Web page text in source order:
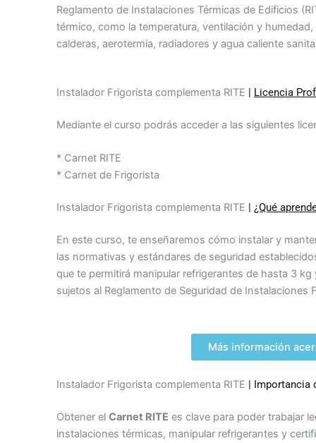
Reglamento de Instalaciones Térmicas de Edificios
térmico, como la temperatura, ventilación y
calderas, aerotermia, radiadores y agua caliente
Instalador Frigorista complementa RITE | Licencia
Mediante el curso podrás acceder a las siguientes
* Carnet RITE
* Carnet de Frigorista
Instalador Frigorista complementa RITE | ¿Qué
En este curso, te enseñaremos cómo instalar y
las normativas y estándares de seguridad
que te permitirá manipular refrigerantes de hasta 3
sujetos al Reglamento de Seguridad de Instalaciones
Más información
Instalador Frigorista complementa RITE | Importancia
Obtener el Carnet RITE es clave para poder trabajar
instalaciones térmicas, manipular refrigerantes y